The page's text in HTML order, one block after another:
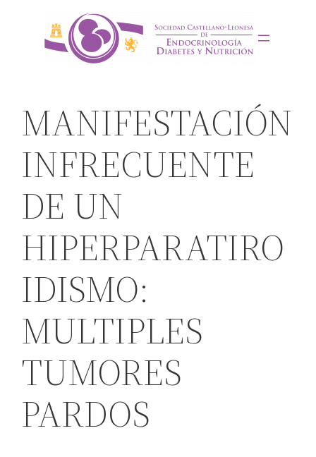
contenido
MANIFESTACIÓN
INFRECUENTE
DE UN
HIPERPARATIRO
IDISMO:
MULTIPLES
TUMORES
PARDOS